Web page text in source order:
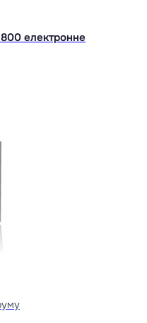
електронне